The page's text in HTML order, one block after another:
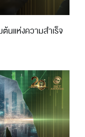
นแห่งความสำเร็จ